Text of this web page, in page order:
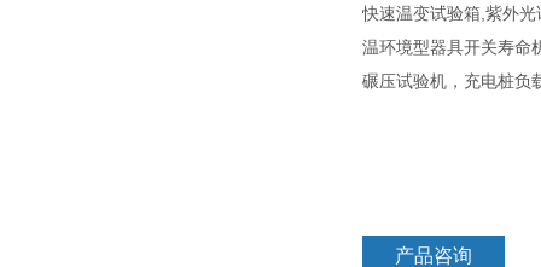
快速温变试验箱,紫外
温环境型器具开关寿命
碾压试验机，充电桩负
产品咨询